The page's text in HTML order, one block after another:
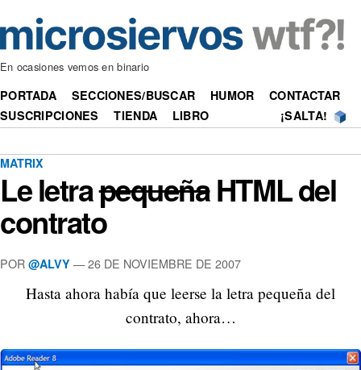
En ocasiones vemos en binario
PORTADA SECCIONES/BUSCAR HUMOR
CONTACTAR
SUSCRIPCIONES
TIENDA LIBRO ¡SALTA!
MATRIX
Le letrapequeñaHTML del
contrato
POR @ALVY —26 DE NOVIEMBRE DE 2007
Hasta ahora había que leerse la letra pequeña del
contrato, ahora…